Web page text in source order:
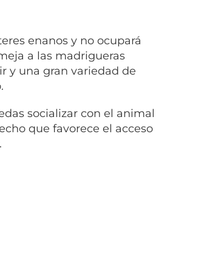
enanos y no ocupará
a las madrigueras
y una gran variedad de
socializar con el animal
que favorece el acceso